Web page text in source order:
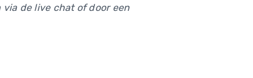
de live chat of door een